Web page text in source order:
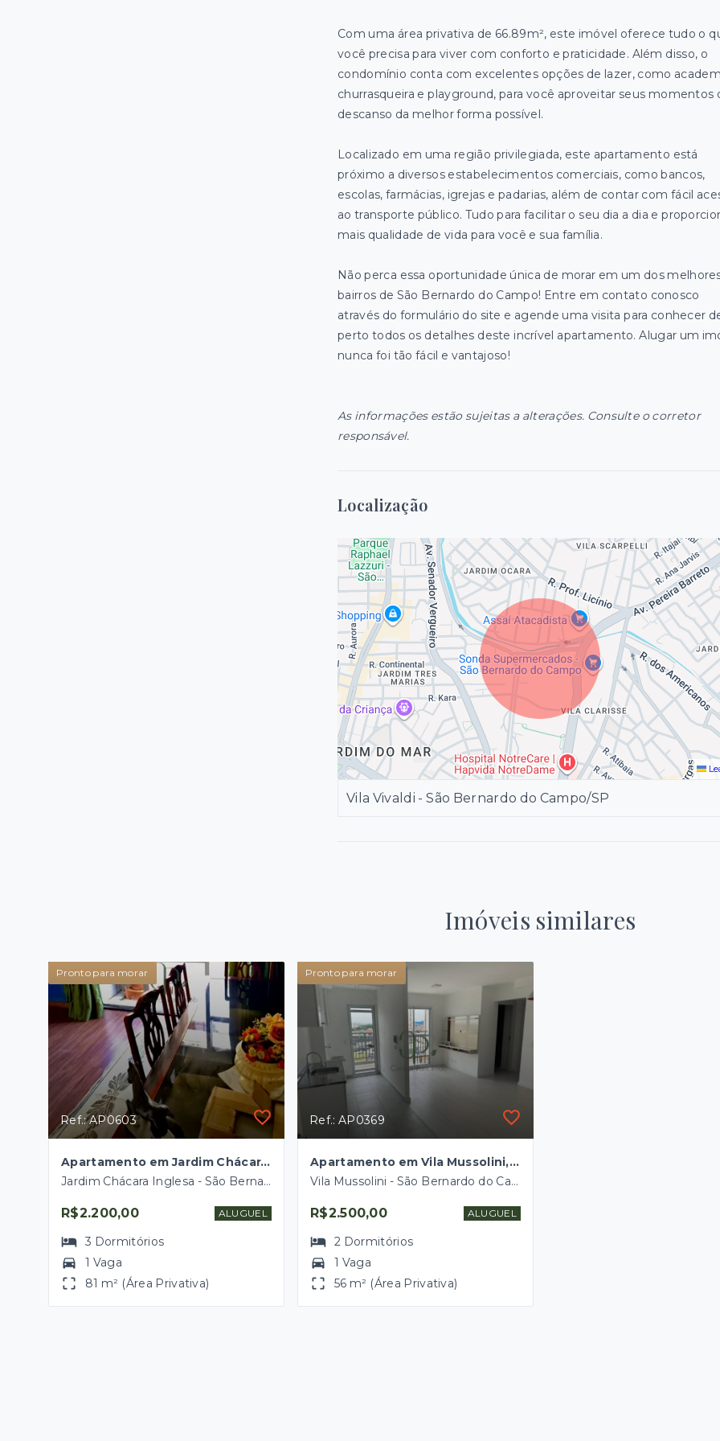
Com uma área privativa de 66.89m², este imóvel oferece tudo o
você precisa para viver com conforto e praticidade. Além disso, o
condomínio conta com excelentes opções de lazer, como
churrasqueira e playground, para você aproveitar seus momentos
descanso da melhor forma possível.
Localizado em uma região privilegiada, este apartamento está
próximo a diversos estabelecimentos comerciais, como bancos,
escolas, farmácias, igrejas e padarias, além de contar com fácil
ao transporte público. Tudo para facilitar o seu dia a dia e
mais qualidade de vida para você e sua família.
Não perca essa oportunidade única de morar em um dos
bairros de São Bernardo do Campo! Entre em contato conosco
através do formulário do site e agende uma visita para conhecer
perto todos os detalhes deste incrível apartamento. Alugar um
nunca foi tão fácil e vantajoso!
As informações estão sujeitas a alterações. Consulte o corretor
responsável.
Localização
Vila Vivaldi - São Bernardo do Campo/SP
Imóveis similares
Pronto para morar
Ref.: AP0603
Apartamento em Jardim Chácara Inglesa, São Bernardo do Campo/SP
Jardim Chácara Inglesa - São Bernardo do Campo/SP
R$2.200,00 ALUGUEL
3 Dormitórios
1 Vaga
81 m² (Área Privativa)
Pronto para morar
Ref.: AP0369
Apartamento em Vila Mussolini, São Bernardo do Campo/SP
Vila Mussolini - São Bernardo do Campo/SP
R$2.500,00 ALUGUEL
2 Dormitórios
1 Vaga
56 m² (Área Privativa)